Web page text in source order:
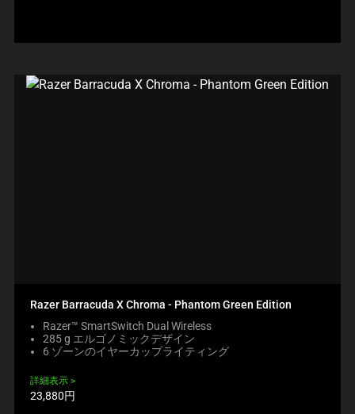
Razer Barracuda X Chroma - Phantom Green Edition
Razer™ SmartSwitch Dual Wireless
285 g エルゴノミックデザイン
6 ゾーンのイヤーカップライティング
詳細表示
製
23,880円